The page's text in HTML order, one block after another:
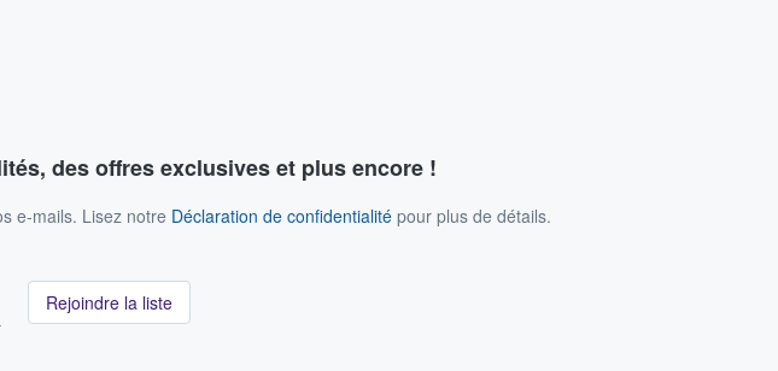
des offres exclusives et plus encore !
e-mails. Lisez notre Déclaration de confidentialité pour plus de détails.
Rejoindre la liste